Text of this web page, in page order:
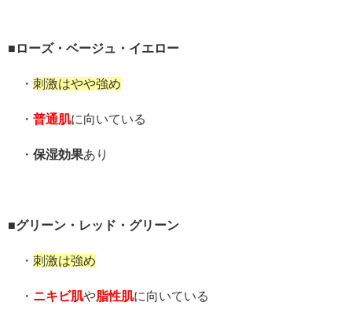
■ローズ・ベージュ・イエロー
・ 刺激はやや強め
・ 普通肌に向いている
・ 保湿効果あり
■グリーン・レッド・グリーン
・ 刺激は強め
・ ニキビ肌や脂性肌に向いている